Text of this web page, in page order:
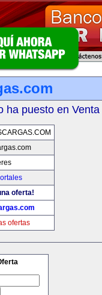
ha puesto en Venta
oferta!
ofertas